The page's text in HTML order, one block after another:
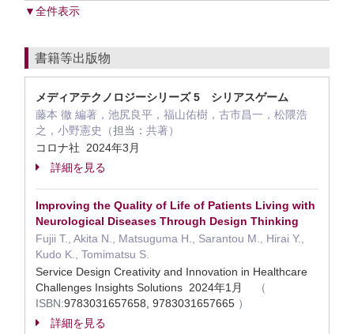
▼全件表示
書籍等出版物
メディアテクノロジーシリーズ 5 シリアスゲーム
藤本 徹 編著，池尻良平，福山佑樹，古市昌一，松隈浩
之，小野憲史（担当： 共著）
コロナ社 2024年3月
詳細を見る
Improving the Quality of Life of Patients Living with
Neurological Diseases Through Design Thinking
Fujii T., Akita N., Matsuguma H., Sarantou M., Hirai Y.,
Kudo K., Tomimatsu S.
Service Design Creativity and Innovation in Healthcare
Challenges Insights Solutions 2024年1月
（
ISBN:9783031657658, 9783031657665 ）
詳細を見る